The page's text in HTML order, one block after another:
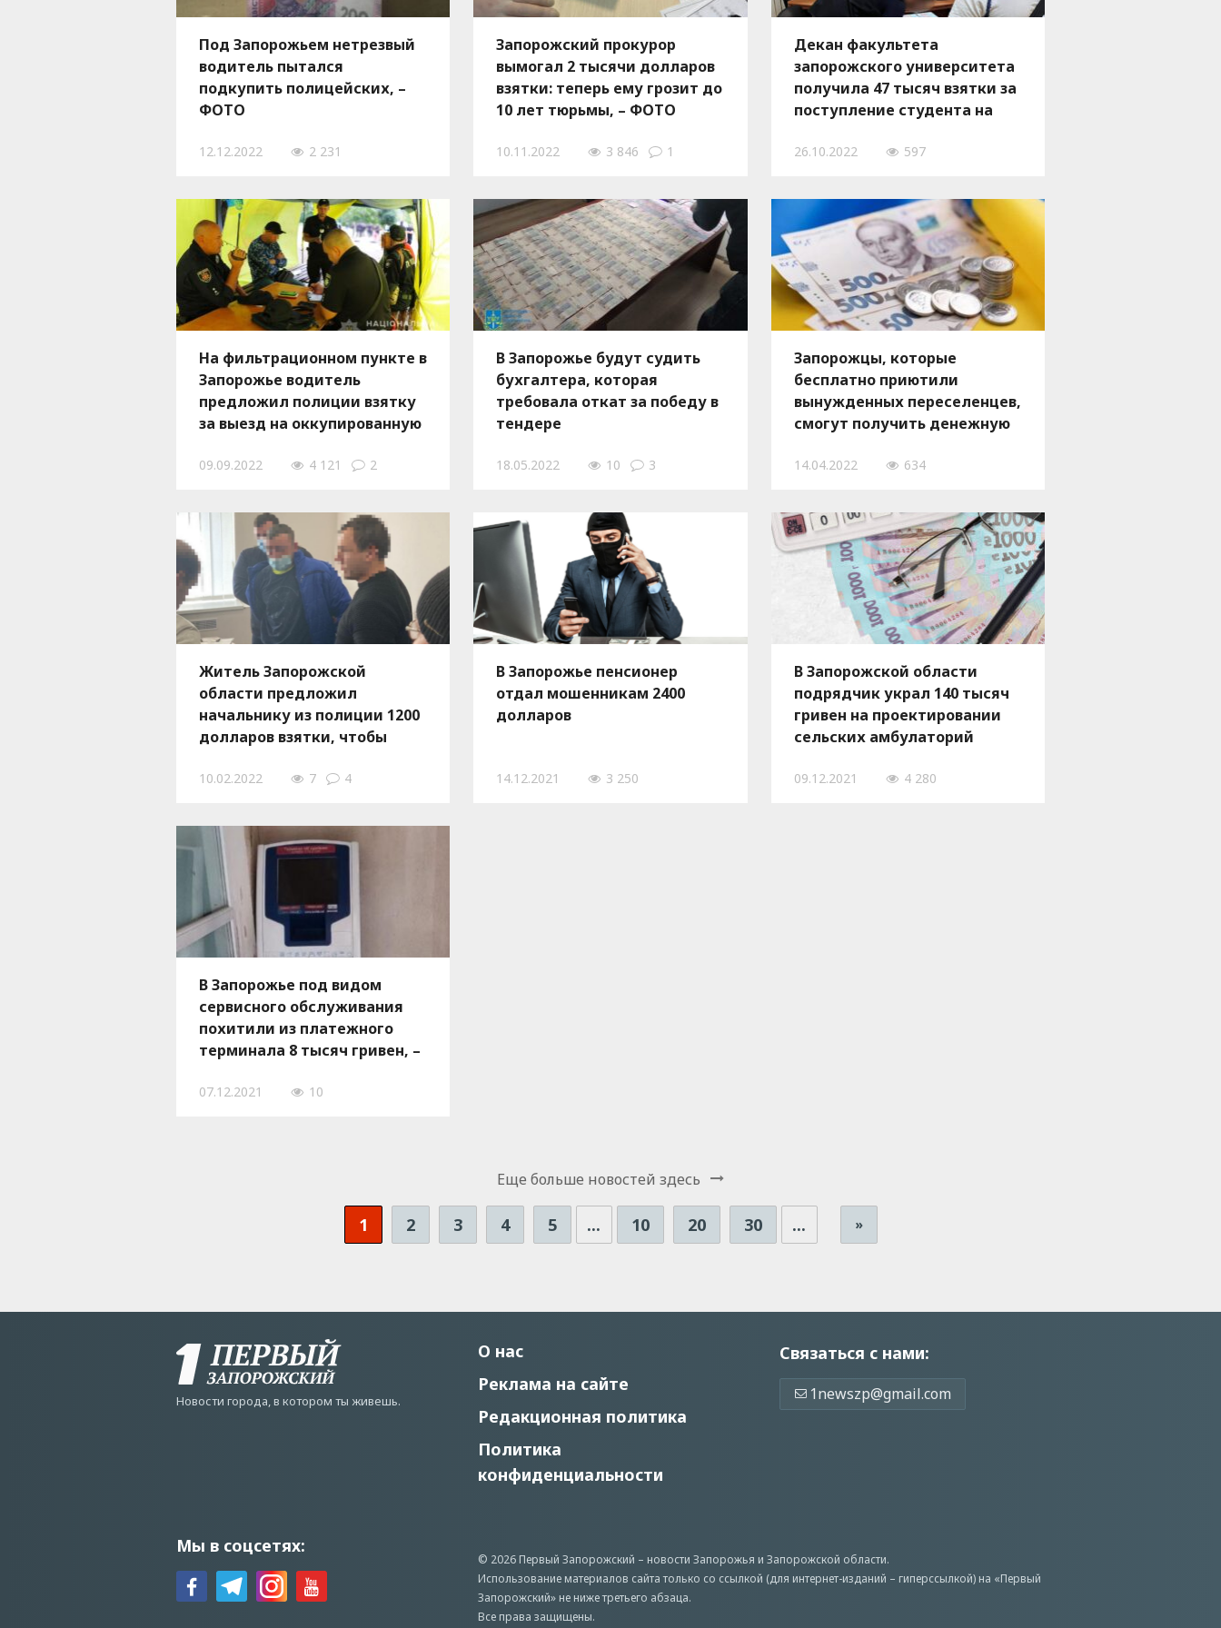
Под Запорожьем нетрезвый
водитель пытался
подкупить полицейских, –
ФОТО
12.12.2022 2 231
Запорожский прокурор
вымогал 2 тысячи долларов
взятки: теперь ему грозит до
10 лет тюрьмы, – ФОТО
10.11.2022 3 846 1
Декан факультета
запорожского университета
получила 47 тысяч взятки за
поступление студента на
26.10.2022 597
На фильтрационном пункте в
Запорожье водитель
предложил полиции взятку
за выезд на оккупированную
09.09.2022 4 121 2
В Запорожье будут судить
бухгалтера, которая
требовала откат за победу в
тендере
18.05.2022 10 3
Запорожцы, которые
бесплатно приютили
вынужденных переселенцев,
смогут получить денежную
14.04.2022 634
Житель Запорожской
области предложил
начальнику из полиции 1200
долларов взятки, чтобы
автомобиль, – ФОТО
10.02.2022 7 4
В Запорожье пенсионер
отдал мошенникам 2400
долларов
14.12.2021 3 250
В Запорожской области
подрядчик украл 140 тысяч
гривен на проектировании
сельских амбулаторий
09.12.2021 4 280
В Запорожье под видом
сервисного обслуживания
похитили из платежного
терминала 8 тысяч гривен, –
07.12.2021 10
Еще больше новостей здесь
1 2 3 4 5 ... 10 20 30 ... »
Новости города, в котором ты живешь.
О нас
Реклама на сайте
Редакционная политика
Политика
конфиденциальности
Связаться с нами:
1newszp@gmail.com
Мы в соцсетях:
© 2026 Первый Запорожский – новости Запорожья и Запорожской области.
Использование материалов сайта только со ссылкой (для интернет-изданий – гиперссылкой) на «Первый
Запорожский» не ниже третьего абзаца.
Все права защищены.